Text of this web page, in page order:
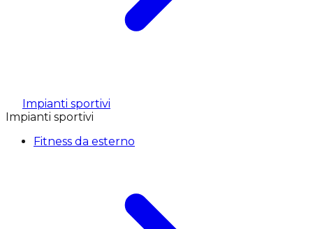
Impianti sportivi
Impianti sportivi
Fitness da esterno